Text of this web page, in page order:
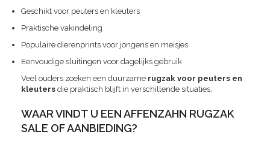
Geschikt voor peuters en kleuters
Praktische vakindeling
Populaire dierenprints voor jongens en meisjes
Eenvoudige sluitingen voor dagelijks gebruik
Veel ouders zoeken een duurzame rugzak voor peuters en
kleuters die praktisch blijft in verschillende situaties.
WAAR VINDT U EEN AFFENZAHN RUGZAK
SALE OF AANBIEDING?